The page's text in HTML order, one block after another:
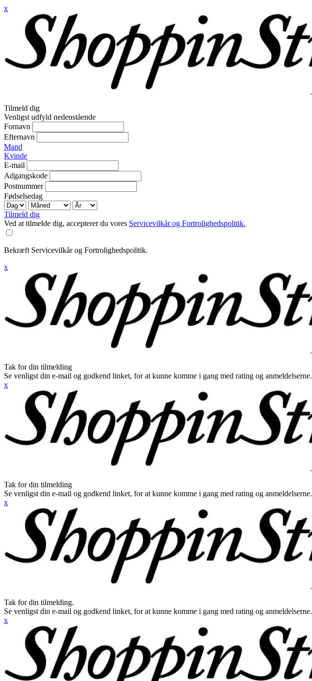
x
Tilmeld dig
Venligst udfyld nedenstående
Fornavn
Efternavn
Mand
Kvinde
E-mail
Adgangskode
Postnummer
Fødselsedag
Tilmeld dig
Ved at tilmelde dig, accepterer du vores Servicevilkår og Fortrolighedspolitik.
Bekræft Servicevilkår og Fortrolighedspolitik.
x
Tak for din tilmelding
Se venligst din e-mail og godkend linket, for at kunne komme i gang med rating og anmeldelserne.
x
Tak for din tilmelding
Se venligst din e-mail og godkend linket, for at kunne komme i gang med rating og anmeldelserne.
x
Tak for din tilmelding.
Se venligst din e-mail og godkend linket, for at kunne komme i gang med rating og anmeldelserne.
x